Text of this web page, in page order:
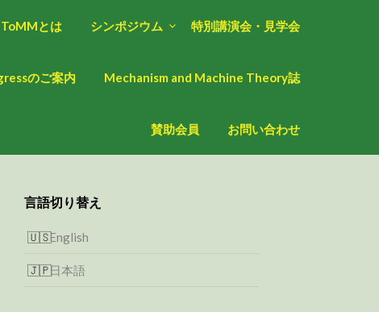
とは シンポジウム 特別講演会・見学会
のご案内 Mechanism and Machine Theory誌
賛助会員 お問い合わせ
言語切り替え
English
日本語